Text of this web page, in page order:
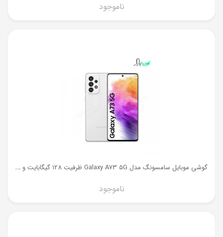
ناموجود
گ
وشی موبایل سامسونگ مدل Galaxy A73 5G ظرفیت 128 گیگابایت و رم 8 گیگ
ناموجود